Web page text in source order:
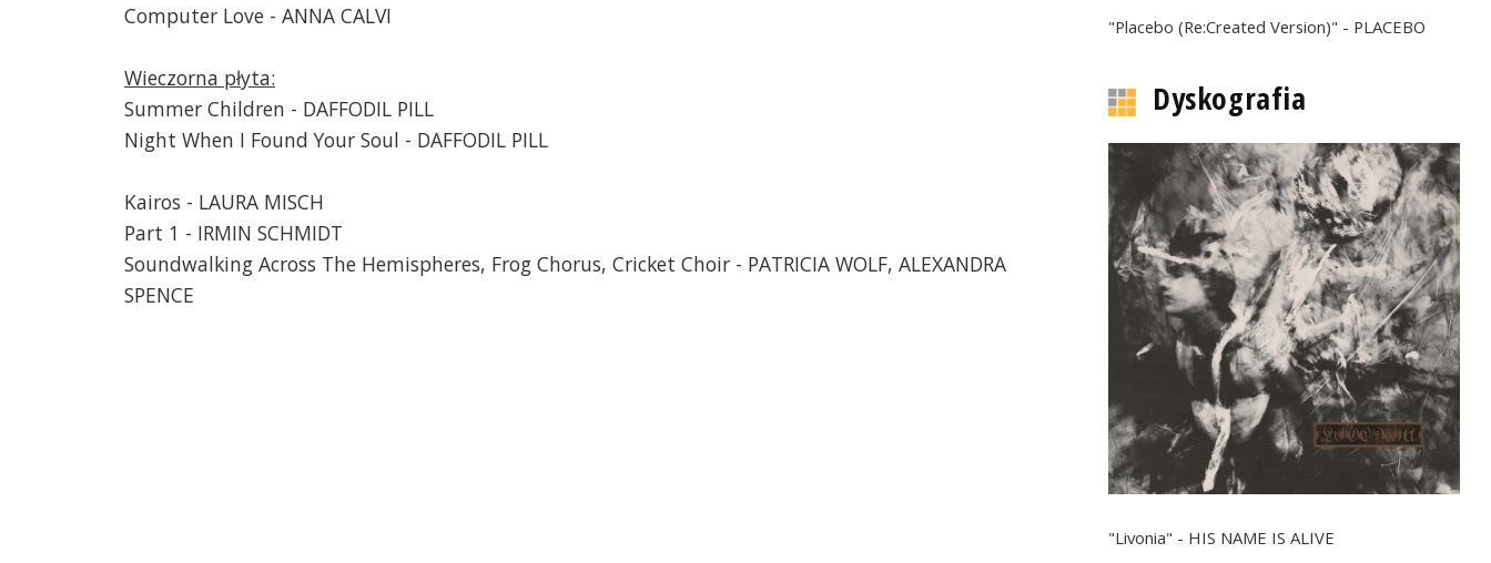
Computer Love - ANNA CALVI
Wieczorna płyta:
Summer Children - DAFFODIL PILL
Night When I Found Your Soul - DAFFODIL PILL
Kairos - LAURA MISCH
Part 1 - IRMIN SCHMIDT
Soundwalking Across The Hemispheres, Frog Chorus, Cricket Choir - PATRICIA WOLF, ALEXANDRA
SPENCE
"Placebo (Re:Created Version)" - PLACEBO
Dyskografia
"Livonia" - HIS NAME IS ALIVE